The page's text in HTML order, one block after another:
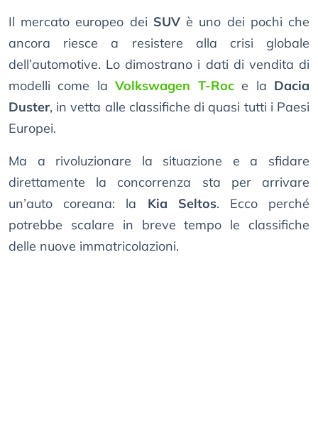
Il mercato europeo dei SUVè uno dei pochi che
ancora riesce a resistere alla crisi globale
dell’automotive. Lo dimostrano i dati di vendita di
modelli come laVolkswagen T-Roce la Dacia
Duster, in vetta alle classifiche di quasi tutti i Paesi
Europei.
Ma a rivoluzionare la situazione e a sfidare
direttamente la concorrenza sta per arrivare
un’auto coreana: la Kia Seltos. Ecco perché
potrebbe scalare in breve tempo le classifiche
delle nuove immatricolazioni.